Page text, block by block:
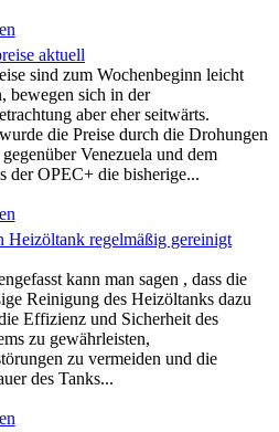
aktuell
sind zum Wochenbeginn leicht
bewegen sich in der
aber eher seitwärts.
die Preise durch die Drohungen
Venezuela und dem
der OPEC+ die bisherige...
Heizöltank regelmäßig gereinigt
kann man sagen , dass die
Reinigung des Heizöltanks dazu
Effizienz und Sicherheit des
zu gewährleisten,
zu vermeiden und die
des Tanks...